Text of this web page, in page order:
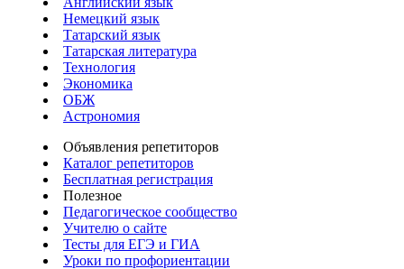
Немецкий язык
Татарский язык
Татарская литература
Технология
Экономика
ОБЖ
Астрономия
Объявления репетиторов
Каталог репетиторов
Бесплатная регистрация
Полезное
Педагогическое сообщество
Учителю о сайте
Тесты для ЕГЭ и ГИА
Уроки по профориентации